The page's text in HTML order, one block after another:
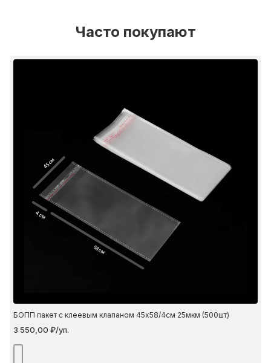
Часто покупают
45 см
4 см
58 см
БОПП пакет с клеевым клапаном 45х58/4см 25мкм (500шт)
3 550,00 ₽/уп.